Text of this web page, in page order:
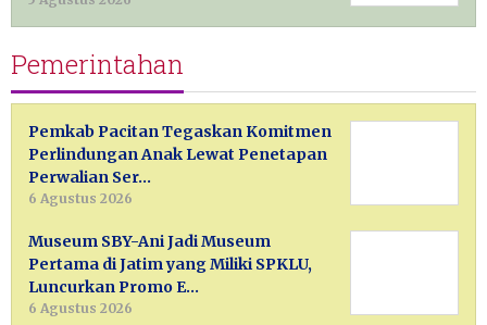
Pemerintahan
Pemkab Pacitan Tegaskan Komitmen
Perlindungan Anak Lewat Penetapan
Perwalian Ser…
6 Agustus 2026
Museum SBY-Ani Jadi Museum
Pertama di Jatim yang Miliki SPKLU,
Luncurkan Promo E…
6 Agustus 2026